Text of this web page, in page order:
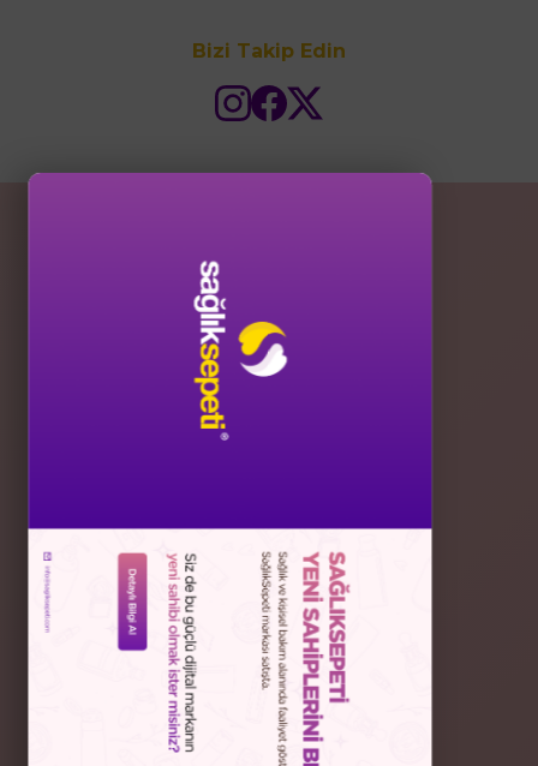
Bizi Takip Edin
Vitaminler
Anne ve Bebek
Vücut Bakımı
Cilt Bakımı
Makyaj
Ağız Bakım Ürünleri
POPÜLER MARKALAR